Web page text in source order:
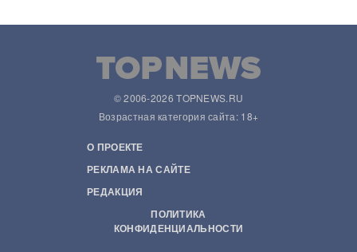
© 2006-2026 TOPNEWS.RU
Возрастная категория сайта: 18+
О ПРОЕКТЕ
РЕКЛАМА НА САЙТЕ
РЕДАКЦИЯ
ПОЛИТИКА
КОНФИДЕНЦИАЛЬНОСТИ